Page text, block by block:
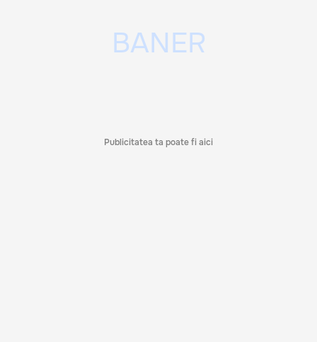
Publicitatea ta poate fi aici